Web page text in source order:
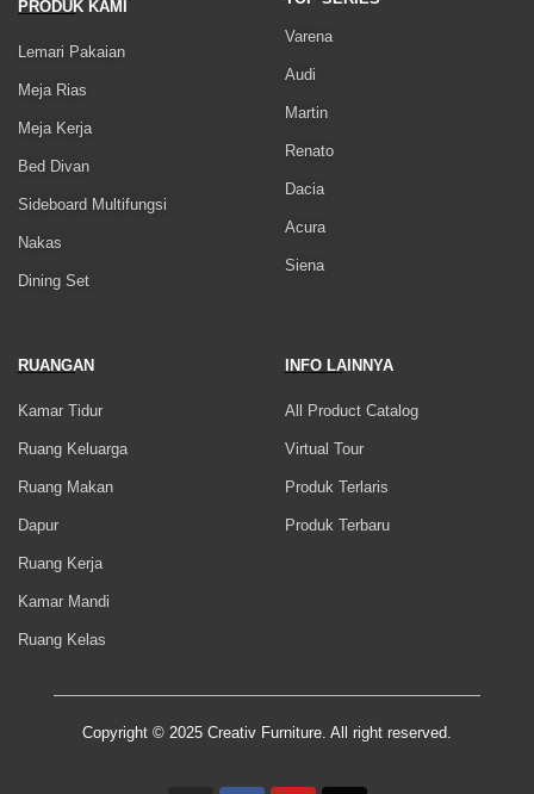
PRODUK KAMI
Lemari Pakaian
Meja Rias
Meja Kerja
Bed Divan
Sideboard Multifungsi
Nakas
Dining Set
Varena
Audi
Martin
Renato
Dacia
Acura
Siena
RUANGAN
Kamar Tidur
Ruang Keluarga
Ruang Makan
Dapur
Ruang Kerja
Kamar Mandi
Ruang Kelas
INFO LAINNYA
All Product Catalog
Virtual Tour
Produk Terlaris
Produk Terbaru
Copyright © 2025 Creativ Furniture. All right reserved.